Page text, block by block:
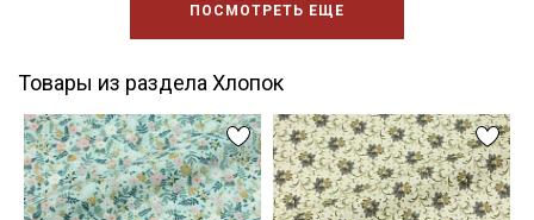
ПОСМОТРЕТЬ ЕЩЕ
Товары из раздела Хлопок